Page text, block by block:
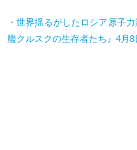
・世界揺るがしたロシア原子
艦クルスクの生存者たち』4月8